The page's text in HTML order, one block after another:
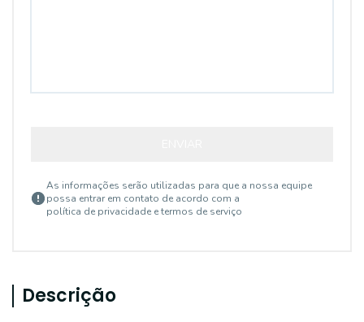
As informações serão utilizadas para que a nossa equipe
possa entrar em contato de acordo com a
política de privacidade e termos de serviço
Descrição